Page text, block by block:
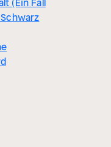
(Ein Fall